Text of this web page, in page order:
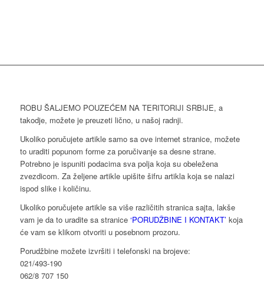
ROBU ŠALJEMO POUZEĆEM NA TERITORIJI SRBIJE, a
takodje, možete je preuzeti lično, u našoj radnji.
Ukoliko poručujete artikle samo sa ove internet stranice, možete
to uraditi popunom forme za poručivanje sa desne strane.
Potrebno je ispuniti podacima sva polja koja su obeležena
zvezdicom. Za željene artikle upišite šifru artikla koja se nalazi
ispod slike i količinu.
Ukoliko poručujete artikle sa više različitih stranica sajta, lakše
vam je da to uradite sa stranice ‘PORUDŽBINE I KONTAKT’ koja
će vam se klikom otvoriti u posebnom prozoru.
Porudžbine možete izvršiti i telefonski na brojeve:
021/493-190
062/8 707 150